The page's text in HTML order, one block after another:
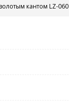
кантом LZ-060